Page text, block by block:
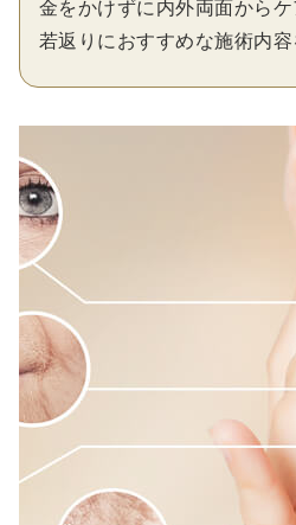
金をかけずに内外両面から
若返りにおすすめな施術内容